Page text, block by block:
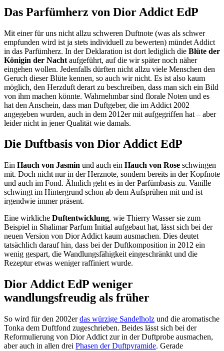
Das Parfümherz von Dior Addict EdP
Mit einer für uns nicht allzu schweren Duftnote (was als schwer
empfunden wird ist ja stets individuell zu bewerten) mündet Addict
in das Parfümherz. In der Deklaration ist dort lediglich die Blüte der
Königin der Nacht aufgeführt, auf die wir später noch näher
eingehen wollen. Jedenfalls dürften nicht allzu viele Menschen den
Geruch dieser Blüte kennen, so auch wir nicht. Es ist also kaum
möglich, den Herzduft derart zu beschreiben, dass man sich ein Bild
von ihm machen könnte. Wahrnehmbar sind florale Noten und es
hat den Anschein, dass man Duftgeber, die im Addict 2002
angegeben wurden, auch in dem 2012er mit aufgegriffen hat – aber
leider nicht in jener Qualität wie damals.
Die Duftbasis von Dior Addict EdP
Ein Hauch von Jasmin und auch ein Hauch von Rose schwingen
mit. Doch nicht nur in der Herznote, sondern bereits in der Kopfnote
und auch im Fond. Ähnlich geht es in der Parfümbasis zu. Vanille
schwingt im Hintergrund schon ab dem Aufsprühen mit und ist
irgendwie immer präsent.
Eine wirkliche Duftentwicklung, wie Thierry Wasser sie zum
Beispiel in Shalimar Parfum Initial aufgebaut hat, lässt sich bei der
neuen Version von Dior Addict kaum ausmachen. Dies deutet
tatsächlich darauf hin, dass bei der Duftkomposition in 2012 ein
wenig gespart, die Wandlungsfähigkeit eingeschränkt und die
Rezeptur etwas weniger raffiniert wurde.
Dior Addict EdP weniger
wandlungsfreudig als früher
So wird für den 2002erdas würzige Sandelholz und die aromatische
Tonka dem Duftfond zugeschrieben. Beides lässt sich bei der
Reformulierung von Dior Addict zur in der Duftprobe ausmachen,
aber auch in allen drei Phasen der Duftpyramide. Gerade